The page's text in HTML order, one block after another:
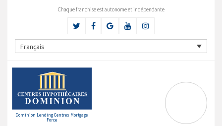
Chaque franchise est autonome et indépendante
Français
Dominion Lending Centres Mortgage
Force